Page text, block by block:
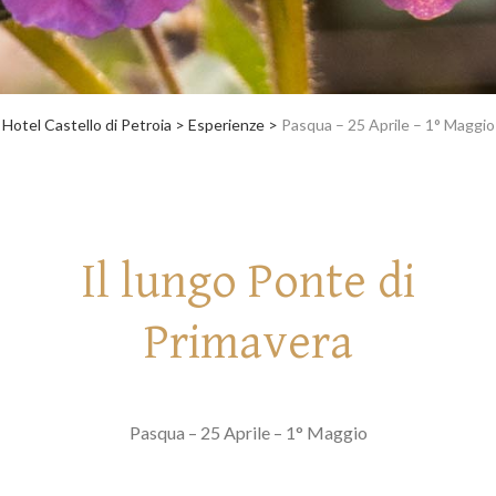
Hotel Castello di Petroia > Esperienze> Pasqua – 25 Aprile – 1° Maggio
Il lungo Ponte di
Primavera
Pasqua – 25 Aprile – 1° Maggio